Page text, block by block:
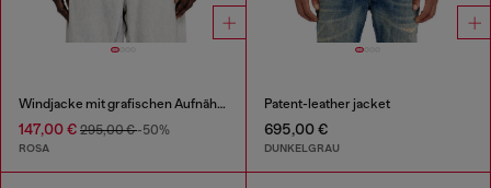
Windjacke mit grafischen Aufnähern
147,00 € 295,00 €-50%
ROSA
Patent-leather jacket
695,00 €
DUNKELGRAU